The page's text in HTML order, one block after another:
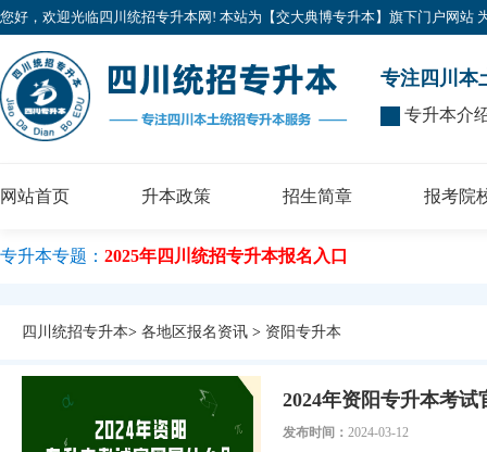
您好，欢迎光临四川统招专升本网! 本站为【交大典博专升本】旗下门户网站
专注四川本
专升本介
网站首页 升本政策 招生简章 报考院
专升本专题： 2025年四川统招专升本报名入口
四川统招专升本> 各地区报名资讯 > 资阳专升本
2024年资阳专升本考试
发布时间： 2024-03-12